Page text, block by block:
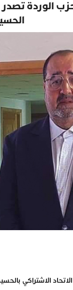
الوردة تصدر
الاشتراكي